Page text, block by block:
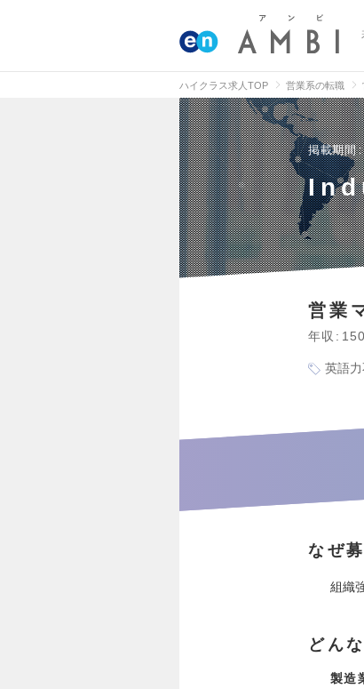
ハイクラス求人TOP 営業系の転職
掲載期間
営業
年収
英語力
なぜ
組織
どん
製造